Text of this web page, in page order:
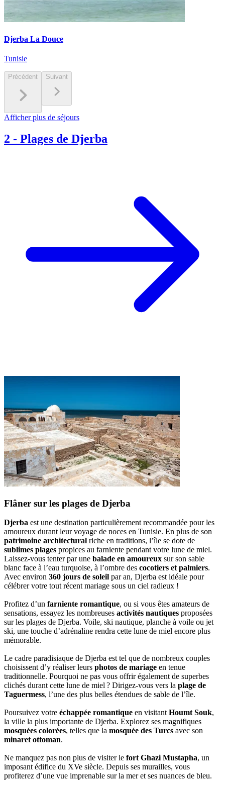
Djerba La Douce
Tunisie
Précédent Suivant
Afficher plus de séjours
2 - Plages de Djerba
Flâner sur les plages de Djerba
Djerba est une destination particulièrement recommandée pour les
amoureux durant leur voyage de noces en Tunisie. En plus de son
patrimoine architectural riche en traditions, l’île se dote de
sublimes plages propices au farniente pendant votre lune de miel.
Laissez-vous tenter par une balade en amoureux sur son sable
blanc face à l’eau turquoise, à l’ombre des cocotiers et palmiers.
Avec environ 360 jours de soleil par an, Djerba est idéale pour
célébrer votre tout récent mariage sous un ciel radieux !
Profitez d’un farniente romantique, ou si vous êtes amateurs de
sensations, essayez les nombreuses activités nautiques proposées
sur les plages de Djerba. Voile, ski nautique, planche à voile ou jet
ski, une touche d’adrénaline rendra cette lune de miel encore plus
mémorable.
Le cadre paradisiaque de Djerba est tel que de nombreux couples
choisissent d’y réaliser leurs photos de mariage en tenue
traditionnelle. Pourquoi ne pas vous offrir également de superbes
clichés durant cette lune de miel ? Dirigez-vous vers la plage de
Taguermess, l’une des plus belles étendues de sable de l’île.
Poursuivez votre échappée romantique en visitant Houmt Souk,
la ville la plus importante de Djerba. Explorez ses magnifiques
mosquées colorées, telles que la mosquée des Turcs avec son
minaret ottoman.
Ne manquez pas non plus de visiter le fort Ghazi Mustapha, un
imposant édifice du XVe siècle. Depuis ses murailles, vous
profiterez d’une vue imprenable sur la mer et ses nuances de bleu.